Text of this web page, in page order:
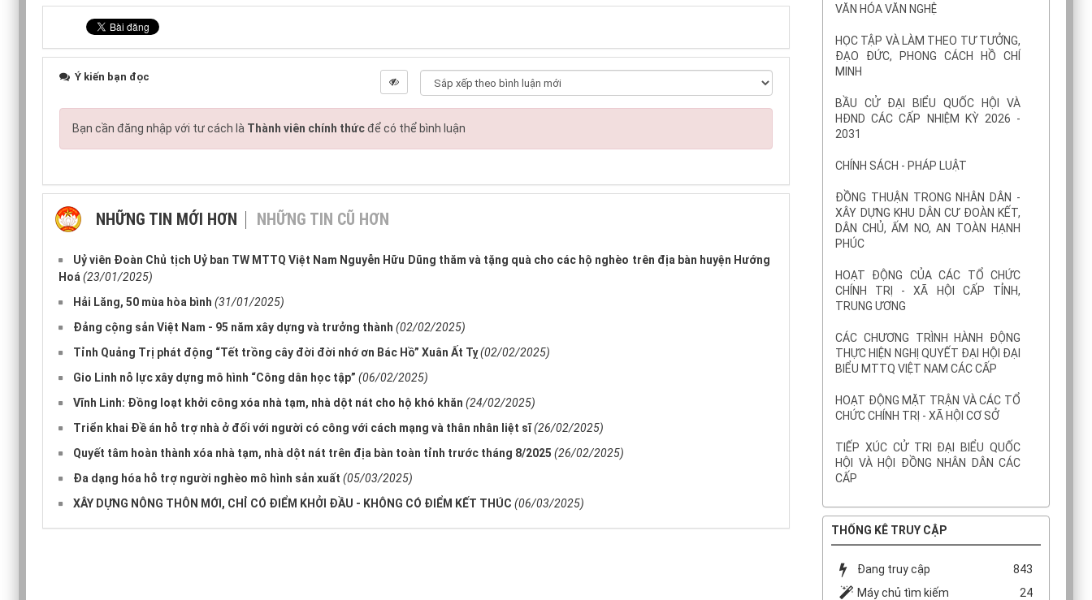
Ý kiến bạn đọc
Bạn cần đăng nhập với tư cách là Thành viên chính thứcđể có thể bình luận
NHỮNG TIN MỚI HƠN NHỮNG TIN CŨ HƠN
Uỷ viên Đoàn Chủ tịch Uỷ ban TW MTTQ Việt Nam Nguyễn Hữu Dũng thăm và tặng quà cho các hộ nghèo trên địa bàn huyện Hướng
Hoá (23/01/2025)
Hải Lăng, 50 mùa hòa bình (31/01/2025)
Đảng cộng sản Việt Nam - 95 năm xây dựng và trưởng thành (02/02/2025)
Tỉnh Quảng Trị phát động “Tết trồng cây đời đời nhớ ơn Bác Hồ” Xuân Ất Tỵ(02/02/2025)
Gio Linh nỗ lực xây dựng mô hình “Công dân học tập” (06/02/2025)
Vĩnh Linh: Đồng loạt khởi công xóa nhà tạm, nhà dột nát cho hộ khó khăn (24/02/2025)
Triển khai Đề án hỗ trợ nhà ở đối với người có công với cách mạng và thân nhân liệt sĩ(26/02/2025)
Quyết tâm hoàn thành xóa nhà tạm, nhà dột nát trên địa bàn toàn tỉnh trước tháng 8/2025 (26/02/2025)
Đa dạng hóa hỗ trợ người nghèo mô hình sản xuất (05/03/2025)
XÂY DỰNG NÔNG THÔN MỚI, CHỈ CÓ ĐIỂM KHỞI ĐẦU - KHÔNG CÓ ĐIỂM KẾT THÚC (06/03/2025)
VĂN HÓA VĂN NGHỆ
HỌC TẬP VÀ LÀM THEO TƯ TƯỞNG,
ĐẠO ĐỨC, PHONG CÁCH HỒ CHÍ
MINH
BẦU CỬ ĐẠI BIỂU QUỐC HỘI VÀ
HĐND CÁC CẤP NHIỆM KỲ 2026 -
2031
CHÍNH SÁCH - PHÁP LUẬT
ĐỒNG THUẬN TRONG NHÂN DÂN -
XÂY DỰNG KHU DÂN CƯ ĐOÀN KẾT,
DÂN CHỦ, ẤM NO, AN TOÀN HẠNH
PHÚC
HOẠT ĐỘNG CỦA CÁC TỔ CHỨC
CHÍNH TRỊ - XÃ HỘI CẤP TỈNH,
TRUNG ƯƠNG
CÁC CHƯƠNG TRÌNH HÀNH ĐỘNG
THỰC HIỆN NGHỊ QUYẾT ĐẠI HỘI ĐẠI
BIỂU MTTQ VIỆT NAM CÁC CẤP
HOẠT ĐỘNG MẶT TRẬN VÀ CÁC TỔ
CHỨC CHÍNH TRỊ - XÃ HỘI CƠ SỞ
TIẾP XÚC CỬ TRI ĐẠI BIỂU QUỐC
HỘI VÀ HỘI ĐỒNG NHÂN DÂN CÁC
CẤP
THỐNG KÊ TRUY CẬP
Đang truy cập
843
Máy chủ tìm kiếm
24